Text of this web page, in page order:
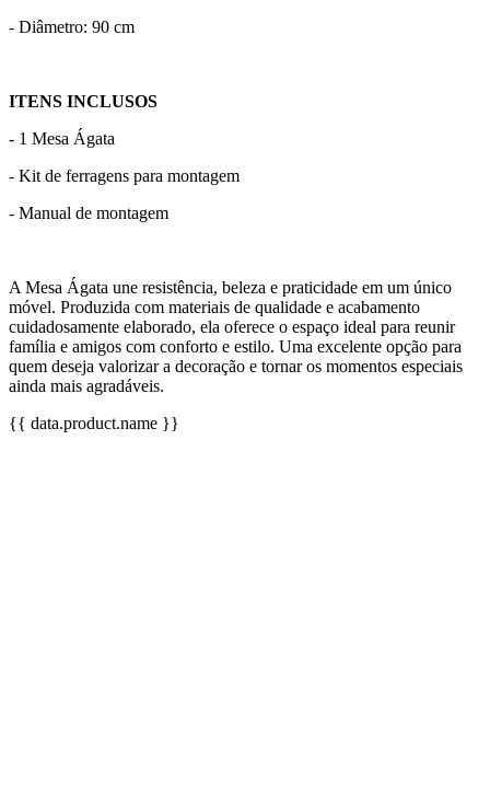
- Diâmetro: 90 cm
ITENS INCLUSOS
- 1 Mesa Ágata
- Kit de ferragens para montagem
- Manual de montagem
A Mesa Ágata une resistência, beleza e praticidade em um único
móvel. Produzida com materiais de qualidade e acabamento
cuidadosamente elaborado, ela oferece o espaço ideal para reunir
família e amigos com conforto e estilo. Uma excelente opção para
quem deseja valorizar a decoração e tornar os momentos especiais
ainda mais agradáveis.
{{ data.product.name }}